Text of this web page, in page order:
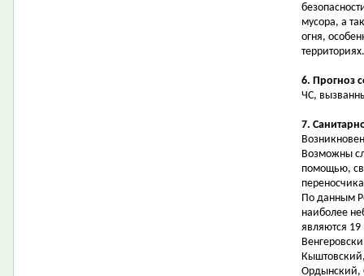
мусора, а
огня,
территориях.
6. Прогноз
ЧС,
7.
Возможны
помощью,
По данным
наиболее
являются
Ордынский,